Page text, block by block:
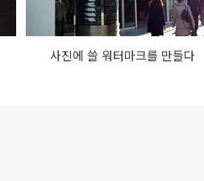
사진에 쓸 워터마크를 만들다